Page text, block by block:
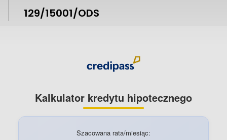
129/15001/ODS